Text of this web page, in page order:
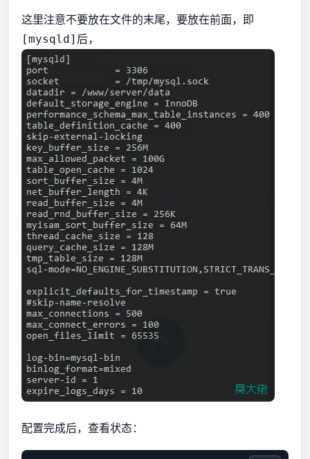
这里注意不要放在文件的末尾，要放在前面，即
[mysqld] 后，
配置完成后，查看状态：